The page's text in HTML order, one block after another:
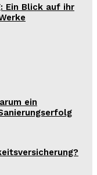
Ein Blick auf ihr
ein